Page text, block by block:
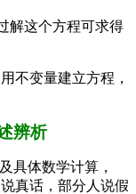
解这个方程可求得
不变量建立方程，
辨析
具体数学计算，
真话，部分人说假